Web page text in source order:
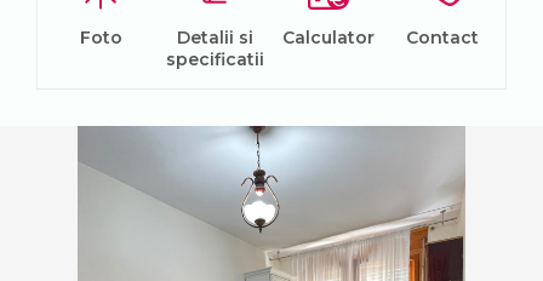
Foto
Detalii si
specificatii
Calculator Contact